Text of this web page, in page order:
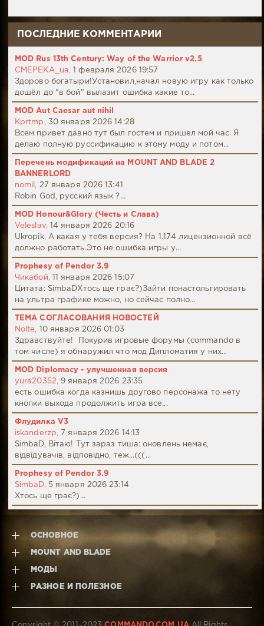
ПОСЛЕДНИЕ КОММЕНТАРИИ
MOD Rus 13th Century: Way of the Warrior v2.5
CMEPEKA_ua,
1 февраля 2026 19:57
Здорово богатыри!Установил,начал новую игру как только
дошёл до "в бой" вылазит ошибка какие то...
MOD Aut Caesar aut nihil
Kprtmp,
30 января 2026 14:28
Всем привет давно тут был гостем и пришел мой час. Я
делаю полную руссификацию к этому моду и потом...
Перечень модификаций на MOUNT AND BLADE 2
BANNERLORD
nomil,
27 января 2026 13:41
Robin God, русский язык ?...
MOD Honour&Glory (Честь и Слава)
Veleslav,
14 января 2026 20:16
Ukropik, А какая у тебя версия? На 1.174 лицензионной всё
должно работать.Это не ошибка игры у...
Prophesy of Pendor 3.9
Чикабой,
11 января 2026 15:07
Цитата: SimbaDХтось ще грає?)Зайти понастольгировать
на ультра графике можно, но сейчас полно...
ТЕМА СОГЛАСОВАНИЯ НОВОСТЕЙ
Nolte,
10 января 2026 01:03
Здравствуйте! Покурив игровые форумы (commando в
том числе) я обнаружил что мод Дипломатия у них...
MOD Diplomacy - улучшенная версия
yura20352,
9 января 2026 23:35
есть ошибка когда казнишь другово персонажа то нету
кнопки выхода продолжить игра все...
Флудилка V3
iskanderzp,
7 января 2026 14:13
SimbaD, Вітаю! Тут зараз тиша: оновлень немає,
відвідувачів, відповідно, теж...(((...
Prophesy of Pendor 3.9
SimbaD,
5 января 2026 23:14
Хтось ще грає?)...
ОСНОВНОЕ
MOUNT AND BLADE
МОДЫ
РАЗНОЕ И ПОЛЕЗНОЕ